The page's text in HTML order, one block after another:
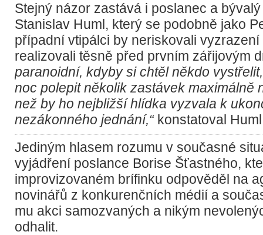
Stejný názor zastává i poslanec a
Stanislav Huml, který se podobně jako
případní vtipálci by neriskovali
realizovali těsně před prvním zářijovým
paranoidní, kdyby si chtěl někdo
noc polepit několik zastávek maximálně
než by ho nejbližší hlídka vyzvala k
nezákonného jednání,“konstatoval
Jediným hlasem rozumu v současné
vyjádření poslance Borise Šťastného,
improvizovaném brífinku odpověděl na
novinářů z konkurenčních médií a
mu akci samozvaných a nikým
odhalit.